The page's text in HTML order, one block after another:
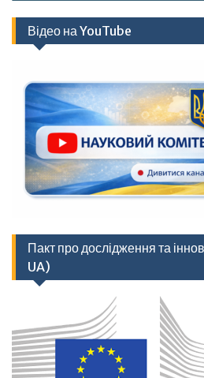
Відео на YouTube
Пакт про дослідження та
UA)